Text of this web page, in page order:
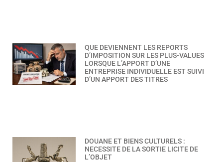
QUE DEVIENNENT LES REPORTS
D’IMPOSITION SUR LES PLUS-VALUES
LORSQUE L’APPORT D’UNE
ENTREPRISE INDIVIDUELLE EST SUIVI
D’UN APPORT DES TITRES
DOUANE ET BIENS CULTURELS :
NECESSITE DE LA SORTIE LICITE DE
L’OBJET